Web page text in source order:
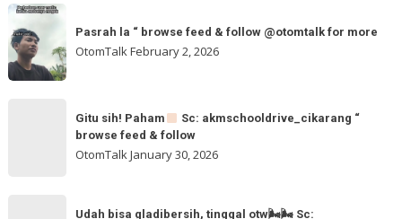
Pasrah
la
browse
@otomtalk
Pasrah la “ browse feed & follow @otomtalk for more
OtomTalk February 2, 2026
Gitu sih! Paham
Sc: akmschooldrive_cikarang “
browse feed & follow
OtomTalkJanuary 30, 2026
Udah bisa gladibersih, tinggal otw🌬🌬 Sc: